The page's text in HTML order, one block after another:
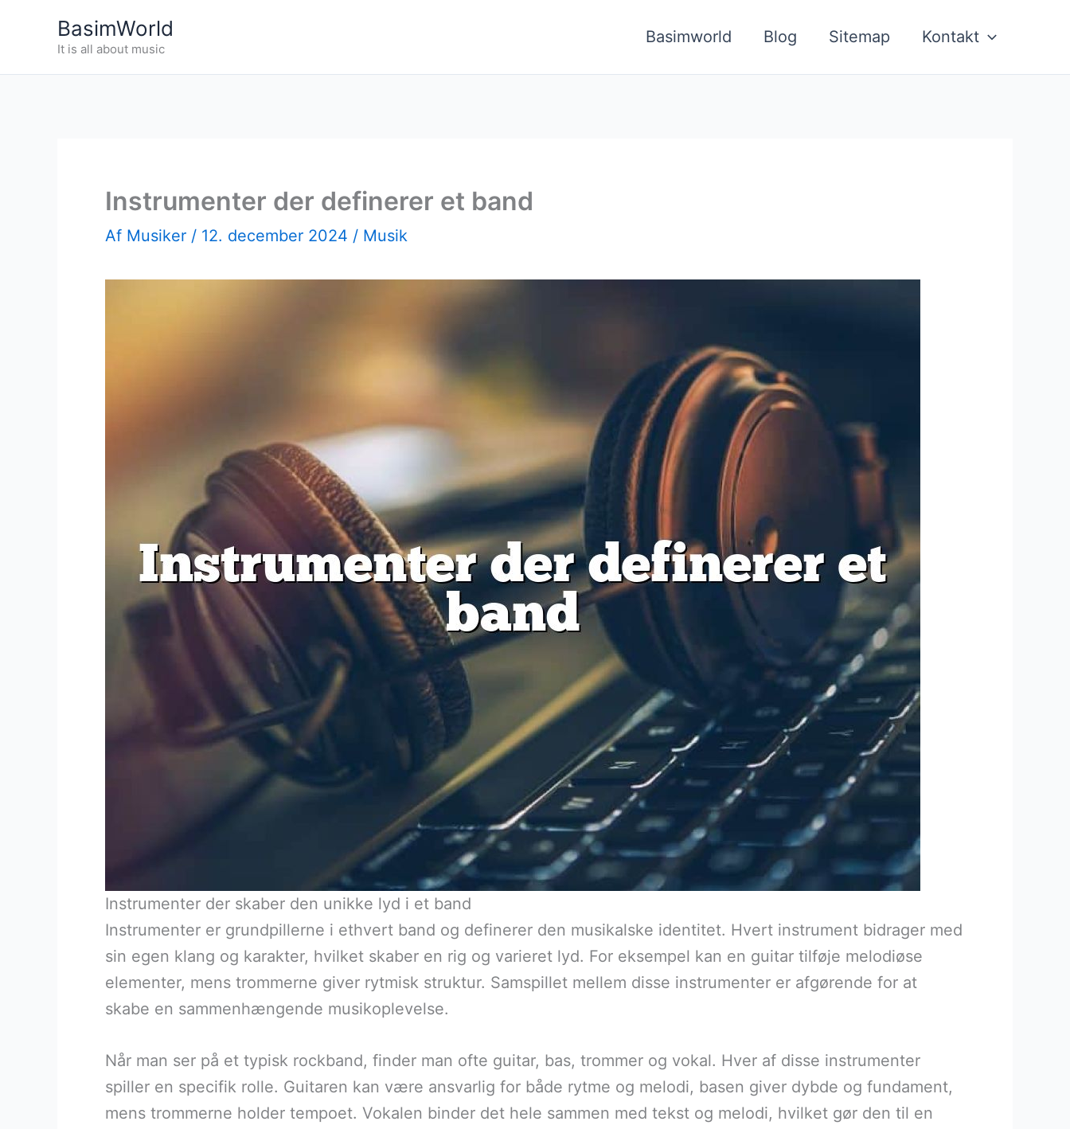
BasimWorld
It is all about music
Basimworld Blog Sitemap Kontakt
Instrumenter der definerer et band
Af Musiker / 12. december 2024 / Musik
Instrumenter der skaber den unikke lyd i et band
Instrumenter er grundpillerne i ethvert band og definerer den musikalske identitet. Hvert instrument bidrager med
sin egen klang og karakter, hvilket skaber en rig og varieret lyd. For eksempel kan en guitar tilføje melodiøse
elementer, mens trommerne giver rytmisk struktur. Samspillet mellem disse instrumenter er afgørende for at
skabe en sammenhængende musikoplevelse.
Når man ser på et typisk rockband, finder man ofte guitar, bas, trommer og vokal. Hver af disse instrumenter
spiller en specifik rolle. Guitaren kan være ansvarlig for både rytme og melodi, basen giver dybde og fundament,
mens trommerne holder tempoet. Vokalen binder det hele sammen med tekst og melodi, hvilket gør den til en